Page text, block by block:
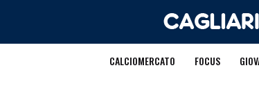
CALCIOMERCATO FOCUS